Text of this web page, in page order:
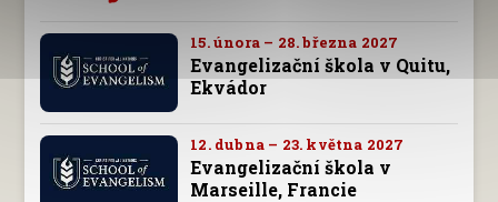
15. února – 28. března 2027
Evangelizační škola v Quitu,
Ekvádor
12. dubna – 23. května 2027
Evangelizační škola v
Marseille, Francie